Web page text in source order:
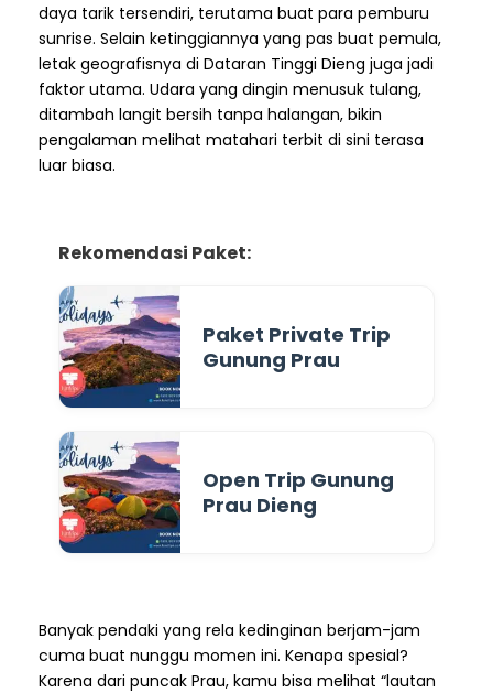
daya tarik tersendiri, terutama buat para pemburu
sunrise. Selain ketinggiannya yang pas buat pemula,
letak geografisnya di Dataran Tinggi Dieng juga jadi
faktor utama. Udara yang dingin menusuk tulang,
ditambah langit bersih tanpa halangan, bikin
pengalaman melihat matahari terbit di sini terasa
luar biasa.
Rekomendasi Paket:
Paket Private Trip
Gunung Prau
Open Trip Gunung
Prau Dieng
Banyak pendaki yang rela kedinginan berjam-jam
cuma buat nunggu momen ini. Kenapa spesial?
Karena dari puncak Prau, kamu bisa melihat “lautan